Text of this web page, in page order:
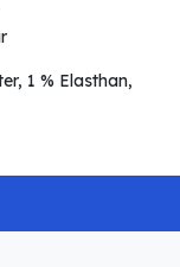
1 % Elasthan,